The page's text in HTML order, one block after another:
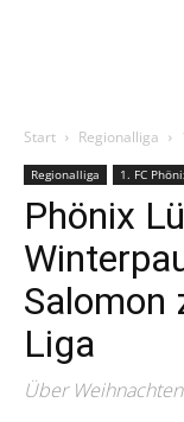
Start Regionalliga
Regionalliga 1. FC
Phönix
Salomon
Liga
Über